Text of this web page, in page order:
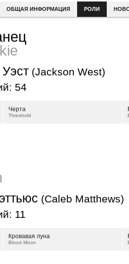
ОБЩАЯ ИНФОРМАЦИЯ РОЛИ
(Jackson West)
54
Черта
Threshold
(Caleb Matthews)
11
Кровавая луна
Blood Moon